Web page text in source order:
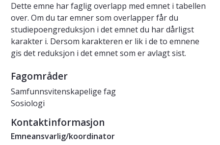
Dette emne har faglig overlapp med emnet i tabellen
over. Om du tar emner som overlapper får du
studiepoengreduksjon i det emnet du har dårligst
karakter i. Dersom karakteren er lik i de to emnene
gis det reduksjon i det emnet som er avlagt sist.
Fagområder
Samfunnsvitenskapelige fag
Sosiologi
Kontaktinformasjon
Emneansvarlig/koordinator